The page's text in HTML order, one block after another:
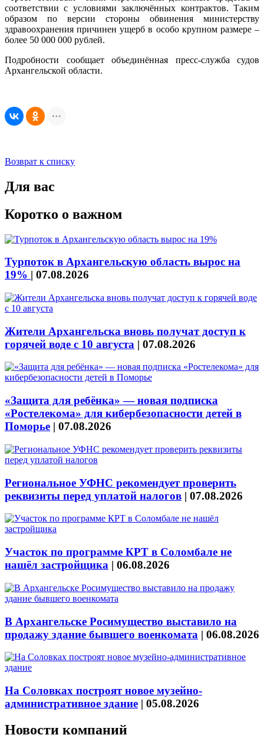
соответствии с условиями заключённых контрактов. Таким
образом по версии стороны обвинения министерству
здравоохранения причинен ущерб в особо крупном размере –
более 50 000 000 рублей.
Подробности сообщает объединённая пресс-служба судов
Архангельской области.
Возврат к списку
Для вас
Коротко о важном
Турпоток в Архангельскую область вырос на
19% | 07.08.2026
Жители Архангельска вновь получат доступ к
горячей воде с 10 августа | 07.08.2026
«Защита для ребёнка» — новая подписка
«Ростелекома» для кибербезопасности детей в
Поморье | 07.08.2026
Региональное УФНС рекомендует проверить
реквизиты перед уплатой налогов | 07.08.2026
Участок по программе КРТ в Соломбале не
нашёл застройщика | 06.08.2026
В Архангельске Росимущество выставило на
продажу здание бывшего военкомата | 06.08.2026
На Соловках построят новое музейно-
административное здание | 05.08.2026
Новости компаний